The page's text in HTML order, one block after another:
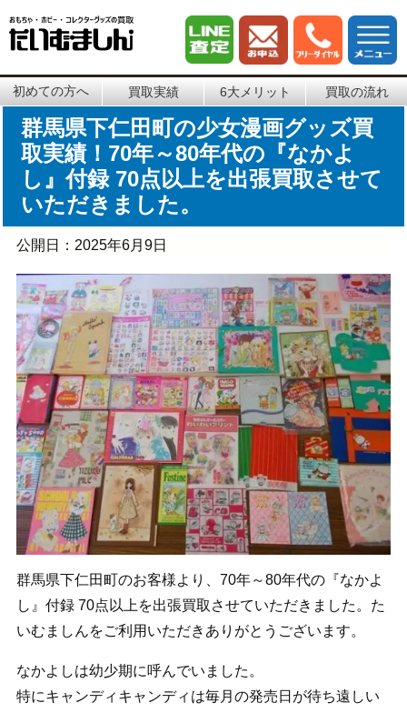
初めての方へ 買取実績 6大メリット 買取の流れ
群馬県下仁田町の少女漫画グッズ買
取実績！70年～80年代の『なかよ
し』付録 70点以上を出張買取させて
いただきました。
公開日： 2025年6月9日
群馬県下仁田町のお客様より、70年～80年代の『なかよ
し』付録 70点以上を出張買取させていただきました 。た
いむましんをご利用いただきありがとうございます。
なかよしは幼少期に呼んでいました。
特にキャンディキャンディは毎月の発売日が待ち遠しい